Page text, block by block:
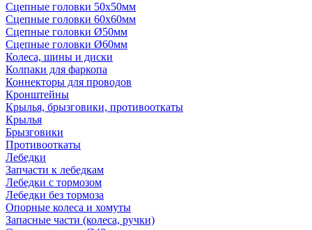
Сцепные головки 50x50мм
Сцепные головки 60x60мм
Сцепные головки Ø50мм
Сцепные головки Ø60мм
Колеса, шины и диски
Колпаки для фаркопа
Коннекторы для проводов
Кронштейны
Крылья, брызговики, противооткаты
Крылья
Брызговики
Противооткаты
Лебедки
Запчасти к лебедкам
Лебедки с тормозом
Лебедки без тормоза
Опорные колеса и хомуты
Запасные части (колеса, ручки)